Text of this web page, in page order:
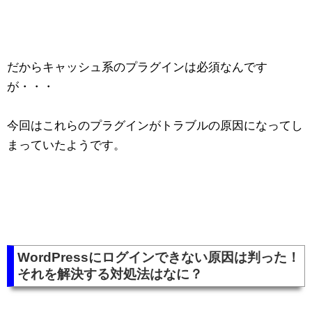
だからキャッシュ系のプラグインは必須なんです
が・・・
今回はこれらのプラグインがトラブルの原因になってし
まっていたようです。
WordPressにログインできない原因は判った！
それを解決する対処法はなに？